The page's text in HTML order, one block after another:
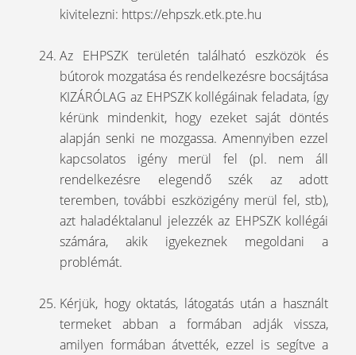
kivitelezni: https://ehpszk.etk.pte.hu
Az EHPSZK területén található eszközök és
bútorok mozgatása és rendelkezésre bocsájtása
KIZÁRÓLAG az EHPSZK kollégáinak feladata, így
kérünk mindenkit, hogy ezeket saját döntés
alapján senki ne mozgassa. Amennyiben ezzel
kapcsolatos igény merül fel (pl. nem áll
rendelkezésre elegendő szék az adott
teremben, további eszközigény merül fel, stb),
azt haladéktalanul jelezzék az EHPSZK kollégái
számára, akik igyekeznek megoldani a
problémát.
Kérjük, hogy oktatás, látogatás után a használt
termeket abban a formában adják vissza,
amilyen formában átvették, ezzel is segítve a